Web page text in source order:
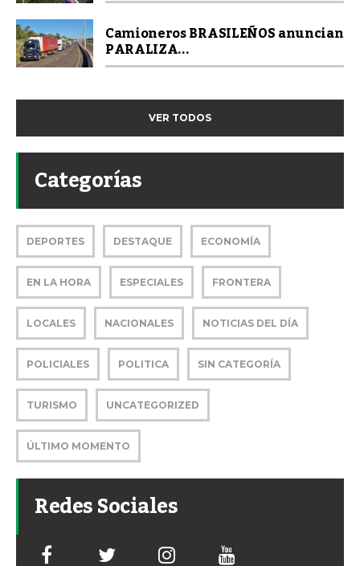
Camioneros BRASILEÑOS anuncian
PARALIZA...
VER TODOS
Categorías
DEPORTES DESTAQUE ECONOMÍA
EN LA HORA ESPECIALES FRONTERA
LOCALES NACIONALES NOTICIAS DEL DÍA
POLICIALES POLITICA SIN CATEGORÍA
TURISMO UNCATEGORIZED
ÚLTIMO MOMENTO
Redes Sociales